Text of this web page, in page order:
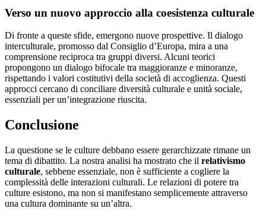
Verso un nuovo approccio alla coesistenza culturale
Di fronte a queste sfide, emergono nuove prospettive. Il dialogo
interculturale, promosso dal Consiglio d’Europa, mira a una
comprensione reciproca tra gruppi diversi. Alcuni teorici
propongono un dialogo bifocale tra maggioranze e minoranze,
rispettando i valori costitutivi della società di accoglienza. Questi
approcci cercano di conciliare diversità culturale e unità sociale,
essenziali per un’integrazione riuscita.
Conclusione
La questione se le culture debbano essere gerarchizzate rimane un
tema di dibattito. La nostra analisi ha mostrato che il relativismo
culturale, sebbene essenziale, non è sufficiente a cogliere la
complessità delle interazioni culturali. Le relazioni di potere tra
culture esistono, ma non si manifestano semplicemente attraverso
una cultura dominante su un’altra.